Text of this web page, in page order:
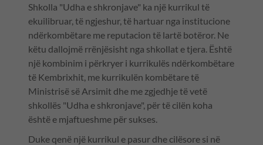
Shkolla "Udha e shkronjave" ka një kurrikul të
ekuilibruar, të ngjeshur, të hartuar nga institucione
ndërkombëtare me reputacion të lartë botëror. Ne
këtu dallojmë rrënjësisht nga shkollat e tjera. Është
një kombinim i përkryer i kurrikulës ndërkombëtare
të Kembrixhit, me kurrikulën kombëtare të
Ministrisë së Arsimit dhe me zgjedhje të vetë
shkollës "Udha e shkronjave", për të cilën koha
është e mjaftueshme për sukses.
Duke qenë një kurrikul e pasur dhe cilësore si në